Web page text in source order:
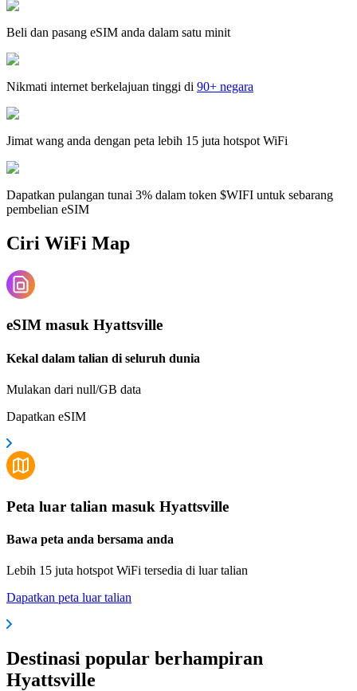
Beli dan pasang eSIM anda dalam satu minit
Nikmati internet berkelajuan tinggi di 90+ negara
Jimat wang anda dengan peta lebih 15 juta hotspot WiFi
Dapatkan pulangan tunai 3% dalam token $WIFI untuk sebarang
pembelian eSIM
Ciri WiFi Map
eSIM masuk Hyattsville
Kekal dalam talian di seluruh dunia
Mulakan dari null/GB data
Dapatkan eSIM
Peta luar talian masuk Hyattsville
Bawa peta anda bersama anda
Lebih 15 juta hotspot WiFi tersedia di luar talian
Dapatkan peta luar talian
Destinasi popular berhampiran
Hyattsville